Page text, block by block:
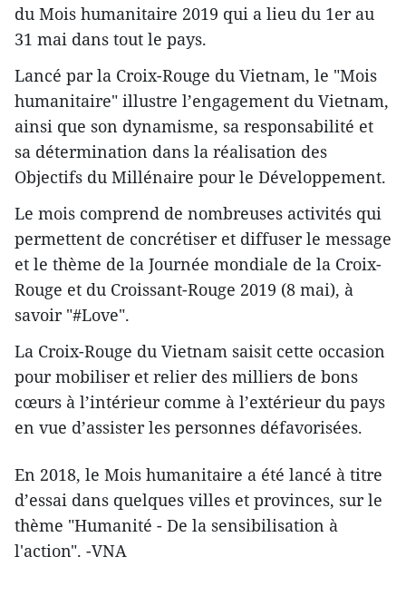
du Mois humanitaire 2019 qui a lieu du 1er au
31 mai dans tout le pays.
Lancé par la Croix-Rouge du Vietnam, le "Mois
humanitaire" illustre l’engagement du Vietnam,
ainsi que son dynamisme, sa responsabilité et
sa détermination dans la réalisation des
Objectifs du Millénaire pour le Développement.
Le mois comprend de nombreuses activités qui
permettent de concrétiser et diffuser le message
et le thème de la Journée mondiale de la Croix-
Rouge et du Croissant-Rouge 2019 (8 mai), à
savoir "#Love".
La Croix-Rouge du Vietnam saisit cette occasion
pour mobiliser et relier des milliers de bons
cœurs à l’intérieur comme à l’extérieur du pays
en vue d’assister les personnes défavorisées.
En 2018, le Mois humanitaire a été lancé à titre
d’essai dans quelques villes et provinces, sur le
thème "Humanité - De la sensibilisation à
l'action". -VNA